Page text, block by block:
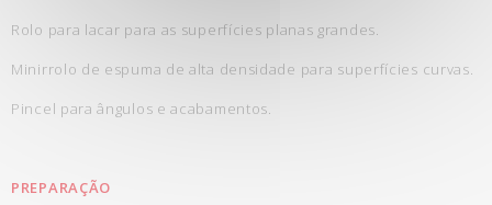
Rolo para lacar para as superfícies planas grandes.
Minirrolo de espuma de alta densidade para superfícies curvas.
Pincel para ângulos e acabamentos.
PREPARAÇÃO